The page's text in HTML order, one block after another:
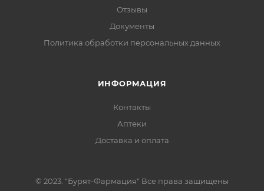
Отзывы
Документы
Политика обработки персональных данных
ИНФОРМАЦИЯ
Контакты
Аптеки
Доставка и оплата
© 2023. "Бурят-Фармация" Все права защищены